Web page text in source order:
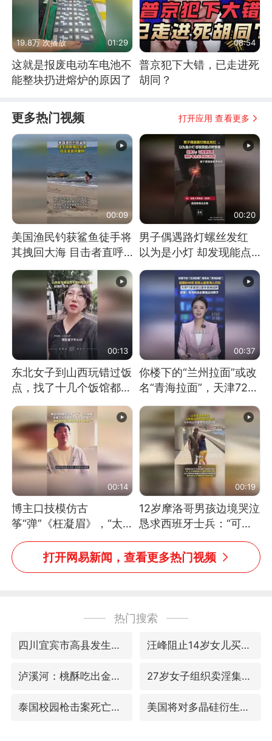
19.8万 次播放 01:29
这就是报废电动车电池不
能整块扔进熔炉的原因了
08:54
普京犯下大错，已走进死
胡同？
更多热门视频 打开应用 查看更多
00:09
美国渔民钓获鲨鱼徒手将
其拽回大海 目击者直呼
震惊 （视频来源：参考
消息）
00:20
男子偶遇路灯螺丝发红
以为是小灯 却发现能点
燃香烟 当事人：已报警
处理
00:13
东北女子到山西玩错过饭
点，找了十几个饭馆都没
开门：午休到几点
00:37
你楼下的“兰州拉面”或改
名“青海拉面”，天津72家
面馆已集体更换招牌
00:14
博主口技模仿古
筝“弹”《枉凝眉》，“太
像了～你是吃古筝长大的
吗？”“或将成为首位考级
不带古筝的选手。”（来
00:19
12岁摩洛哥男孩边境哭泣
恳求西班牙士兵：“可不
可以不要把我遣返回国”
打开网易新闻，查看更多热门视频
热门搜索
四川宜宾市高县发生4.9级地震 汪峰阻止14岁女儿买大牌
泸溪河：桃酥吃出金属牙冠视频不实 27岁女子组织卖淫集团被悬赏通缉
泰国校园枪击案死亡人数升至7人 美国将对多晶硅衍生品加征15%关税